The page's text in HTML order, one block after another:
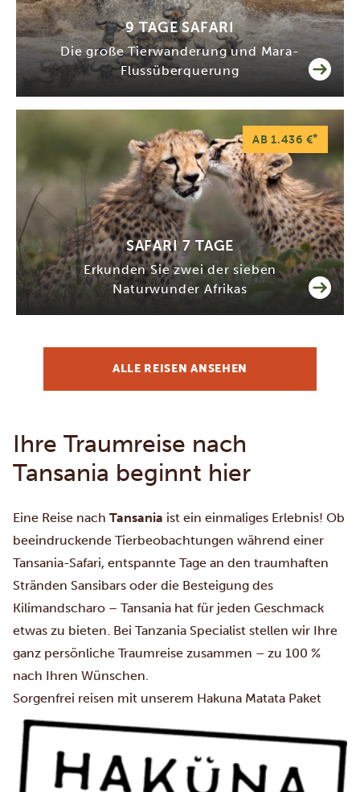
9 TAGE SAFARI
Die große Tierwanderung und Mara-
Flussüberquerung
AB 1.436 €*
SAFARI 7 TAGE
Erkunden Sie zwei der sieben
Naturwunder Afrikas
ALLE REISEN ANSEHEN
Ihre Traumreise nach
Tansania beginnt hier
Eine Reise nach Tansania ist ein einmaliges Erlebnis! Ob
beeindruckende Tierbeobachtungen während einer
Tansania-Safari, entspannte Tage an den traumhaften
Stränden Sansibars oder die Besteigung des
Kilimandscharo – Tansania hat für jeden Geschmack
etwas zu bieten. Bei Tanzania Specialist stellen wir Ihre
ganz persönliche Traumreise zusammen – zu 100 %
nach Ihren Wünschen.
Sorgenfrei reisen mit unserem Hakuna Matata Paket